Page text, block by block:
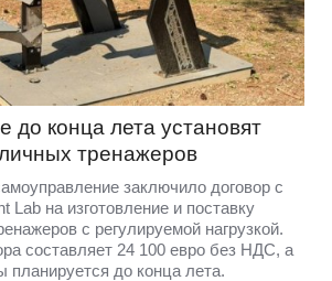
до конца лета установят
тренажеров
заключило договор с
Lab на изготовление и поставку
с регулируемой нагрузкой.
составляет 24 100 евро без НДС, а
планируется до конца лета.